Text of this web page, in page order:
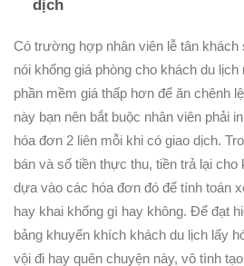
dịch
Có trường hợp nhân viên lễ tân khách
nói khống giá phòng cho khách du
phần mềm giá thấp hơn để ăn chênh
này bạn nên bắt buộc nhân viên phải
hóa đơn 2 liên mỗi khi có giao dịch.
bán và số tiền thực thu, tiền trả lại
dựa vào các hóa đơn đó để tính toán
hay khai khống gì hay không. Để đạt
bảng khuyến khích khách du lịch lấy
vội đi hay quên chuyện này, vô tình